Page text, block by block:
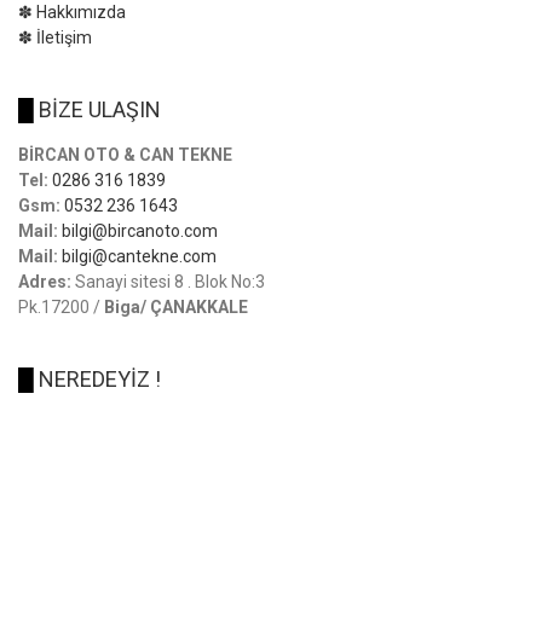
✽ Hakkımızda
✽ İletişim
BİZE ULAŞIN
BİRCAN OTO & CAN TEKNE
Tel: 0286 316 1839
Gsm: 0532 236 1643
Mail: bilgi@bircanoto.com
Mail: bilgi@cantekne.com
Adres: Sanayi sitesi 8 . Blok No:3
Pk.17200 / Biga/ ÇANAKKALE
NEREDEYİZ !